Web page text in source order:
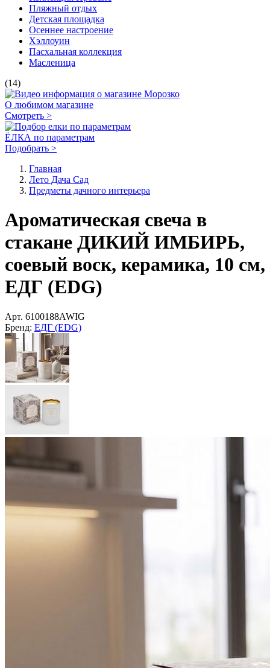
Пляжный отдых
Детская площадка
Осеннее настроение
Хэллоуин
Пасхальная коллекция
Масленица
(14)
О любимом магазине
Смотреть >
ЁЛКА по параметрам
Подобрать >
Главная
Лето Дача Сад
Предметы дачного интерьера
Ароматическая свеча в
стакане ДИКИЙ ИМБИРЬ,
соевый воск, керамика, 10 см,
ЕДГ (EDG)
Арт. 6100188AWIG
Бренд: ЕДГ (EDG)